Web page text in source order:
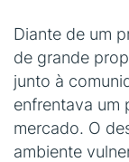
Diante de um
de grande
junto à
enfrentava um
mercado. O
ambiente